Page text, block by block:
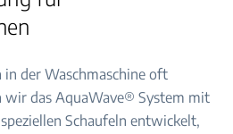
der Waschmaschine oft
wir das AquaWave® System mit
Schaufeln entwickelt,